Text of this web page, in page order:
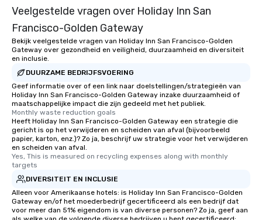
Veelgestelde vragen over Holiday Inn San
Francisco-Golden Gateway
Bekijk veelgestelde vragen van Holiday Inn San Francisco-Golden
Gateway over gezondheid en veiligheid, duurzaamheid en diversiteit
en inclusie.
DUURZAME BEDRIJFSVOERING
Geef informatie over of een link naar doelstellingen/strategieën van
Holiday Inn San Francisco-Golden Gateway inzake duurzaamheid of
maatschappelijke impact die zijn gedeeld met het publiek.
Monthly waste reduction goals
Heeft Holiday Inn San Francisco-Golden Gateway een strategie die
gericht is op het verwijderen en scheiden van afval (bijvoorbeeld
papier, karton, enz.)? Zo ja, beschrijf uw strategie voor het verwijderen
en scheiden van afval.
Yes, This is measured on recycling expenses along with monthly
targets
DIVERSITEIT EN INCLUSIE
Alleen voor Amerikaanse hotels: is Holiday Inn San Francisco-Golden
Gateway en/of het moederbedrijf gecertificeerd als een bedrijf dat
voor meer dan 51% eigendom is van diverse personen? Zo ja, geef aan